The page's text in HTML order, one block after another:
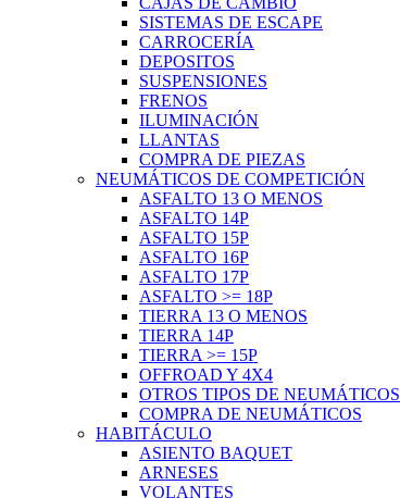
SISTEMAS DE ESCAPE
CARROCERÍA
DEPOSITOS
SUSPENSIONES
FRENOS
ILUMINACIÓN
LLANTAS
COMPRA DE PIEZAS
NEUMÁTICOS DE COMPETICIÓN
ASFALTO 13 O MENOS
ASFALTO 14P
ASFALTO 15P
ASFALTO 16P
ASFALTO 17P
ASFALTO >= 18P
TIERRA 13 O MENOS
TIERRA 14P
TIERRA >= 15P
OFFROAD Y 4X4
OTROS TIPOS DE NEUMÁTICOS
COMPRA DE NEUMÁTICOS
HABITÁCULO
ASIENTO BAQUET
ARNESES
VOLANTES